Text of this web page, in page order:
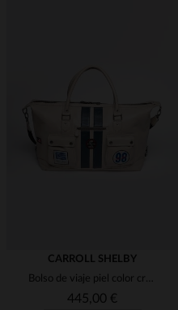
CARROLL SHELBY
Bolso de viaje piel color crudo estilo Racing
445,00 €